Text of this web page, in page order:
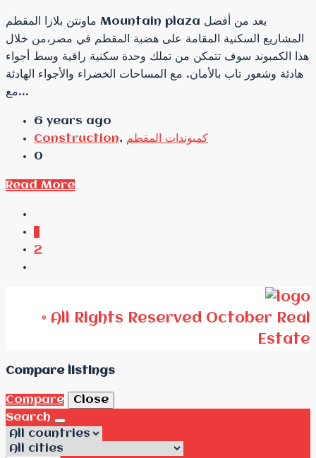
ماونتن بلازا المقطم Mountain plaza يعد من أفضل
المشاريع السكنية المقامة على هضبة المقطم في مصر،من خلال
هذا الكمبوند سوف تتمكن من تملك وحدة سكنية راقية وسط أجواء
هادئة وشعور تاب بالأمان. مع المساحات الخضراء والأجواء الهادئة
مع...
6 years ago
Construction, كمبوندات المقطم
0
Read More
2
© All Rights Reserved October Real
Estate
Compare listings
Compare
Close
Search